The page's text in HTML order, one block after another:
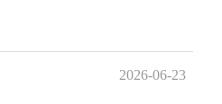
2026-06-23